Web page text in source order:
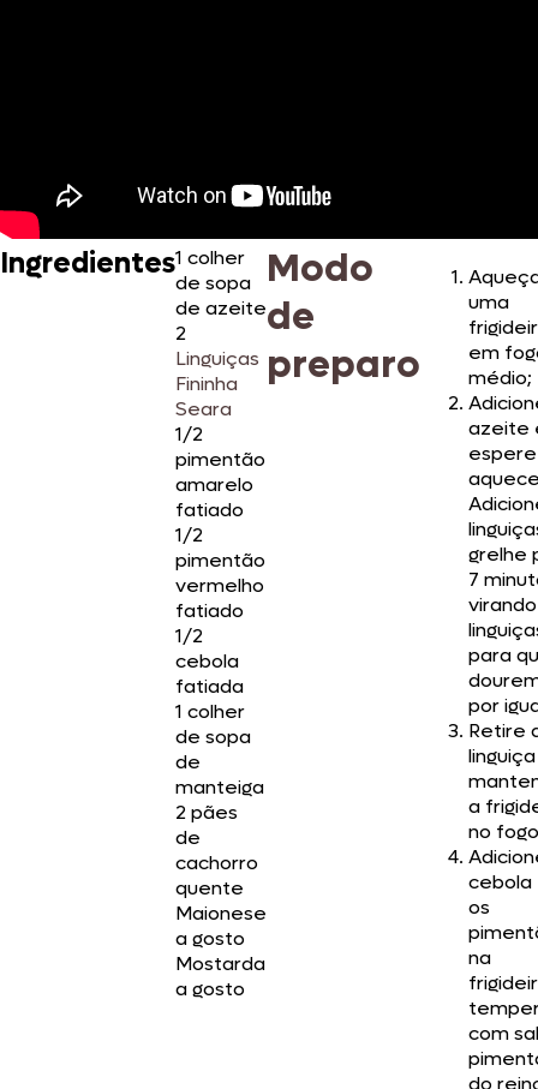
Ingredientes1 colher
de sopa
de azeite
2
Linguiças
Fininha
Seara
1/2
pimentão
amarelo
fatiado
1/2
pimentão
vermelho
fatiado
1/2
cebola
fatiada
1 colher
de sopa
de
manteiga
2 pães
de
cachorro
quente
Maionese
a gosto
Mostarda
a gosto
Modo
de
preparo
uma
em
médio;
azeite
espere
grelhe
7
para
por
Retire
a
no
cebola
os
na
com
do